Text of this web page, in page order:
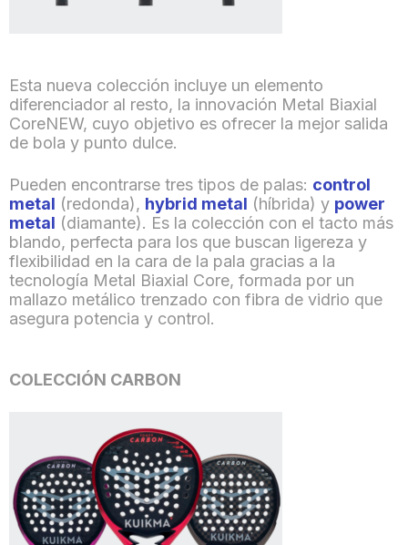
Esta nueva colección incluye un elemento
diferenciador al resto, la innovación Metal Biaxial
CoreNEW, cuyo objetivo es ofrecer la mejor salida
de bola y punto dulce.
Pueden encontrarse tres tipos de palas: control
metal (redonda), hybrid metal (híbrida) y power
metal (diamante). Es la colección con el tacto más
blando, perfecta para los que buscan ligereza y
flexibilidad en la cara de la pala gracias a la
tecnología Metal Biaxial Core, formada por un
mallazo metálico trenzado con fibra de vidrio que
asegura potencia y control.
COLECCIÓN CARBON